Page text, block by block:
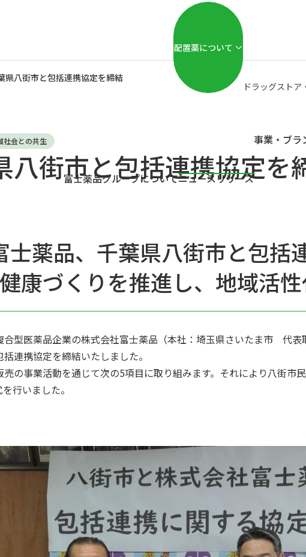
配置薬について
ドラッグストア
富士薬品グループについてニュースリリース
事業・ ブラ
県八街市と包括連携協定を締結
社会との共生
八街市と包括連携協定を
士薬品、千葉県八街市と包括
康づくりを推進し、地域活
型医薬品企業の株式会社富士薬品（本社：埼玉県さいたま市 代
連携協定を締結いたしました。
の事業活動を通じて次の5項目に取り組みます。それにより八街市
行いました。